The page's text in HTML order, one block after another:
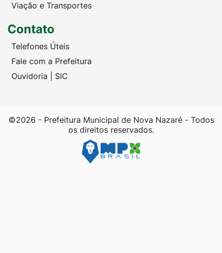
Viação e Transportes
Contato
Telefones Úteis
Fale com a Prefeitura
Ouvidoria | SIC
©2026 - Prefeitura Municipal de Nova Nazaré - Todos
os direitos reservados.